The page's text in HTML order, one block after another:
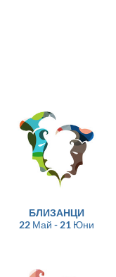
БЛИЗАНЦИ
22 Май - 21 Юни